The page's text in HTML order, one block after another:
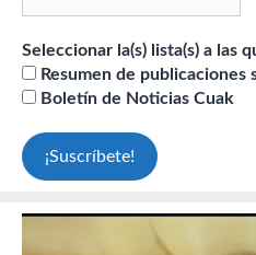
Seleccionar la(s) lista(s) a las
Resumen de publicaciones
Boletín de Noticias Cuak